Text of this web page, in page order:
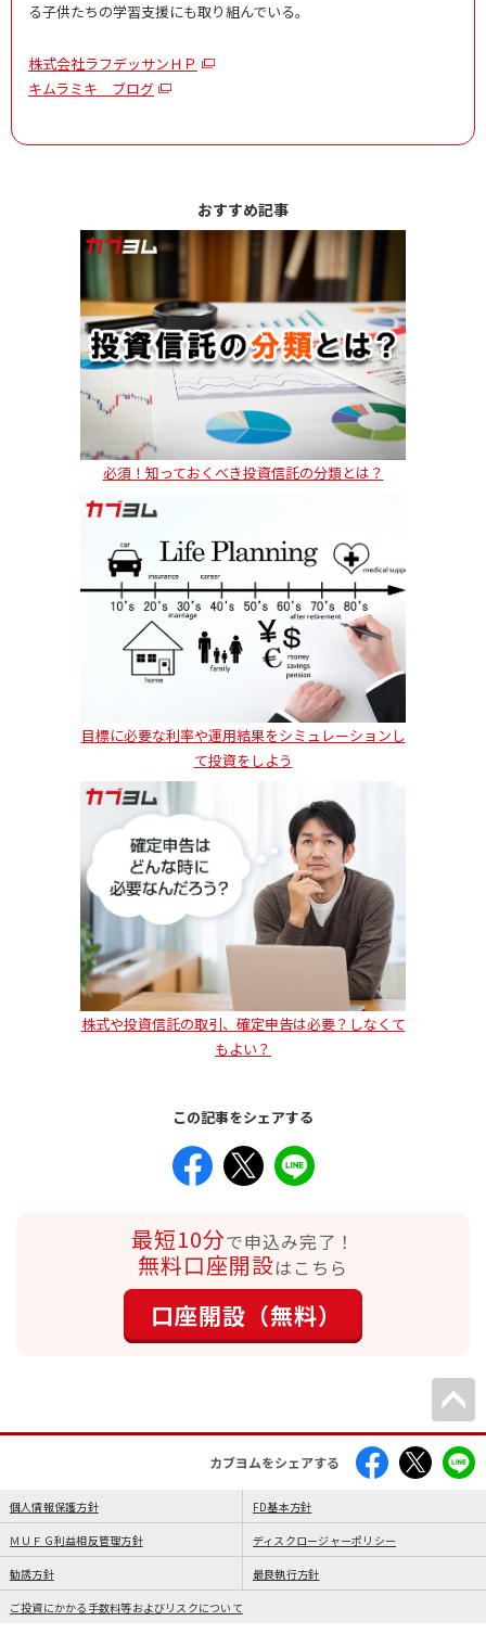
る子供たちの学習支援にも取り組んでいる。
株式会社ラフデッサンＨＰ
キムラミキ ブログ
おすすめ記事
必須！知っておくべき投資信託の分類とは？
目標に必要な利率や運用結果をシミュレーションし
て投資をしよう
株式や投資信託の取引、確定申告は必要？しなくて
もよい？
この記事をシェアする
最短10分で申込み完了！
無料口座開設はこちら
口座開設（無料）
カブヨムをシェアする
個人情報保護方針 FD基本方針
ＭＵＦＧ利益相反管理方針 ディスクロージャーポリシー
勧誘方針 最良執行方針
ご投資にかかる手数料等およびリスクについて